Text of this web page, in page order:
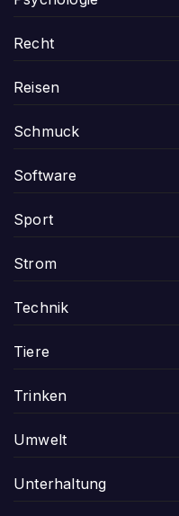
Recht
Reisen
Schmuck
Software
Sport
Strom
Technik
Tiere
Trinken
Umwelt
Unterhaltung